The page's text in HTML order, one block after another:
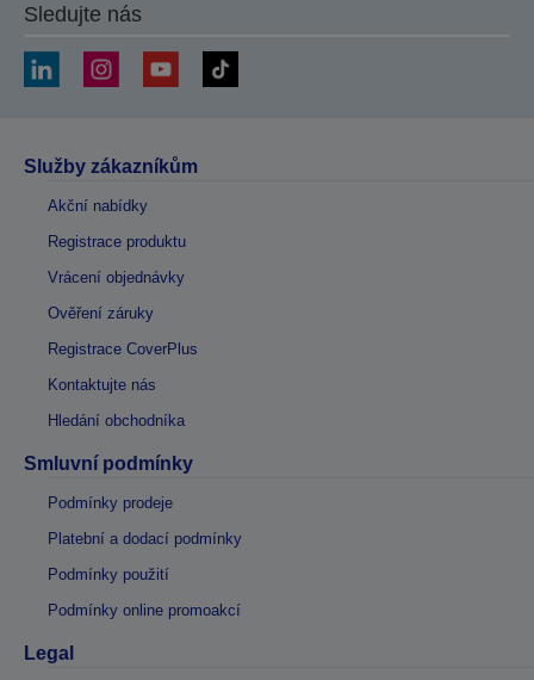
Sledujte nás
Služby zákazníkům
Akční nabídky
Registrace produktu
Vrácení objednávky
Ověření záruky
Registrace CoverPlus
Kontaktujte nás
Hledání obchodníka
Smluvní podmínky
Podmínky prodeje
Platební a dodací podmínky
Podmínky použití
Podmínky online promoakcí
Legal